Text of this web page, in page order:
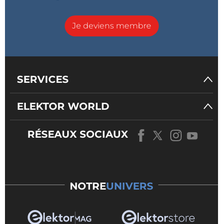
Je deviens membre
SERVICES
ELEKTOR WORLD
RÉSEAUX SOCIAUX
NOTREUNIVERS